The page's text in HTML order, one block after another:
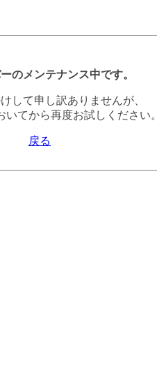
のメンテナンス中です。
して申し訳ありませんが、
いてから再度お試しください。
戻る